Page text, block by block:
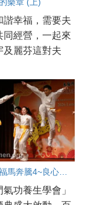
諧幸福，需要夫
同經營，一起來
及麗芬這對夫
氣功養生學會」